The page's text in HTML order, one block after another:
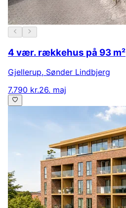
4 vær. rækkehus på 93 m²
Gjellerup, Sønder Lindbjerg
7.790 kr.26. maj